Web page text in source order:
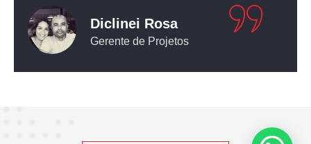
Leticia Pediconi
Engenheira Civil